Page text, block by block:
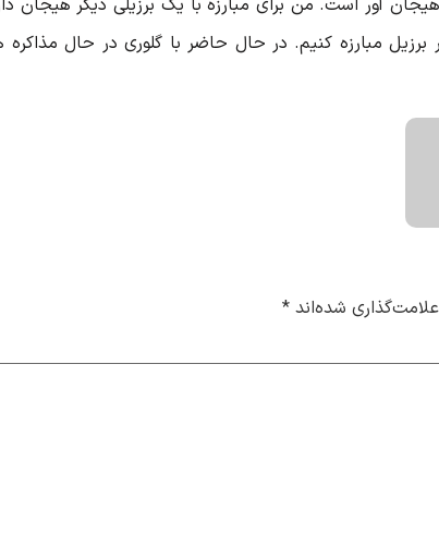
آور است. من برای مبارزه با یک برزیلی دیگر هیجان
برزیل مبارزه کنیم. در حال حاضر با گلوری در حال
شده‌اند *